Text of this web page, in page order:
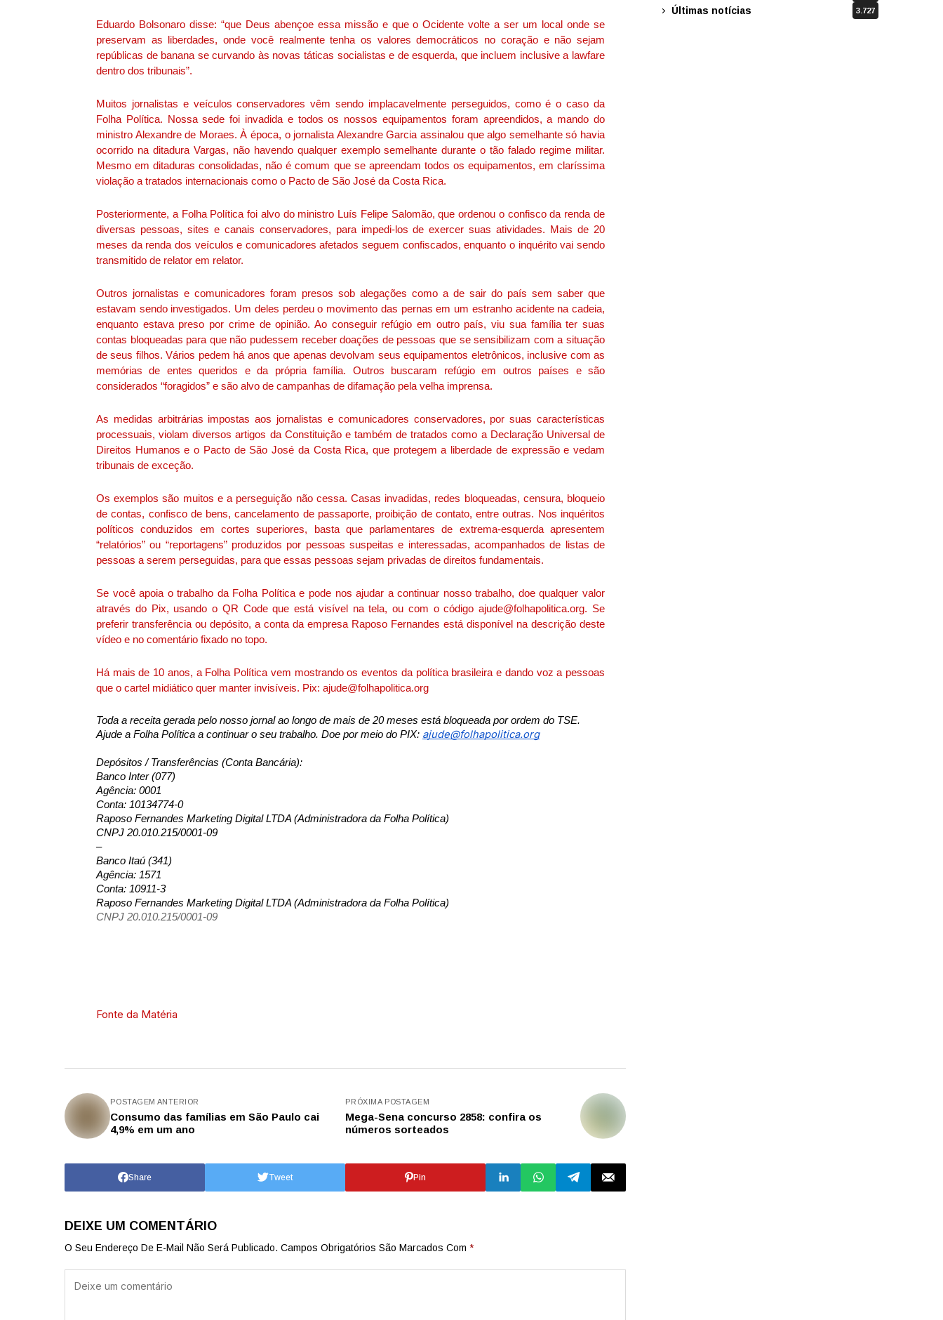
Eduardo Bolsonaro disse: “que Deus abençoe essa missão e que o Ocidente volte a ser um local onde se
preservam as liberdades, onde você realmente tenha os valores democráticos no coração e não sejam
repúblicas de banana se curvando às novas táticas socialistas e de esquerda, que incluem inclusive a lawfare
dentro dos tribunais”.
Muitos jornalistas e veículos conservadores vêm sendo implacavelmente perseguidos, como é o caso da
Folha Política. Nossa sede foi invadida e todos os nossos equipamentos foram apreendidos, a mando do
ministro Alexandre de Moraes. À época, o jornalista Alexandre Garcia assinalou que algo semelhante só havia
ocorrido na ditadura Vargas, não havendo qualquer exemplo semelhante durante o tão falado regime militar.
Mesmo em ditaduras consolidadas, não é comum que se apreendam todos os equipamentos, em claríssima
violação a tratados internacionais como o Pacto de São José da Costa Rica.
Posteriormente, a Folha Política foi alvo do ministro Luís Felipe Salomão, que ordenou o confisco da renda de
diversas pessoas, sites e canais conservadores, para impedi-los de exercer suas atividades. Mais de 20
meses da renda dos veículos e comunicadores afetados seguem confiscados, enquanto o inquérito vai sendo
transmitido de relator em relator.
Outros jornalistas e comunicadores foram presos sob alegações como a de sair do país sem saber que
estavam sendo investigados. Um deles perdeu o movimento das pernas em um estranho acidente na cadeia,
enquanto estava preso por crime de opinião. Ao conseguir refúgio em outro país, viu sua família ter suas
contas bloqueadas para que não pudessem receber doações de pessoas que se sensibilizam com a situação
de seus filhos. Vários pedem há anos que apenas devolvam seus equipamentos eletrônicos, inclusive com as
memórias de entes queridos e da própria família. Outros buscaram refúgio em outros países e são
considerados “foragidos” e são alvo de campanhas de difamação pela velha imprensa.
As medidas arbitrárias impostas aos jornalistas e comunicadores conservadores, por suas características
processuais, violam diversos artigos da Constituição e também de tratados como a Declaração Universal de
Direitos Humanos e o Pacto de São José da Costa Rica, que protegem a liberdade de expressão e vedam
tribunais de exceção.
Os exemplos são muitos e a perseguição não cessa. Casas invadidas, redes bloqueadas, censura, bloqueio
de contas, confisco de bens, cancelamento de passaporte, proibição de contato, entre outras. Nos inquéritos
políticos conduzidos em cortes superiores, basta que parlamentares de extrema-esquerda apresentem
“relatórios” ou “reportagens” produzidos por pessoas suspeitas e interessadas, acompanhados de listas de
pessoas a serem perseguidas, para que essas pessoas sejam privadas de direitos fundamentais.
Se você apoia o trabalho da Folha Política e pode nos ajudar a continuar nosso trabalho, doe qualquer valor
através do Pix, usando o QR Code que está visível na tela, ou com o código ajude@folhapolitica.org. Se
preferir transferência ou depósito, a conta da empresa Raposo Fernandes está disponível na descrição deste
vídeo e no comentário fixado no topo.
Há mais de 10 anos, a Folha Política vem mostrando os eventos da política brasileira e dando voz a pessoas
que o cartel midiático quer manter invisíveis. Pix: ajude@folhapolitica.org
Toda a receita gerada pelo nosso jornal ao longo de mais de 20 meses está bloqueada por ordem do TSE.
Ajude a Folha Política a continuar o seu trabalho. Doe por meio do PIX: ajude@folhapolitica.org
Depósitos / Transferências (Conta Bancária):
Banco Inter (077)
Agência: 0001
Conta: 10134774-0
Raposo Fernandes Marketing Digital LTDA (Administradora da Folha Política)
CNPJ 20.010.215/0001-09
–
Banco Itaú (341)
Agência: 1571
Conta: 10911-3
Raposo Fernandes Marketing Digital LTDA (Administradora da Folha Política)
CNPJ 20.010.215/0001-09
Fonte da Matéria
POSTAGEM ANTERIOR
Consumo das famílias em São Paulo cai
4,9% em um ano
PRÓXIMA POSTAGEM
Mega-Sena concurso 2858: confira os
números sorteados
Share Tweet Pin
DEIXE UM COMENTÁRIO
O Seu Endereço De E-Mail Não Será Publicado. Campos Obrigatórios São Marcados Com *
Últimas notícias 3.727